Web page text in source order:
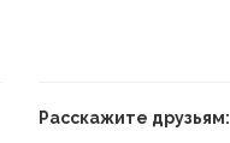
Расскажите друзьям: